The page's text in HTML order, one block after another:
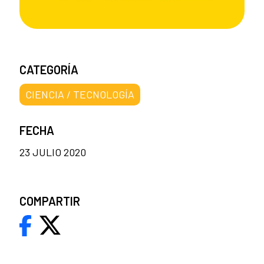
CATEGORÍA
CIENCIA / TECNOLOGÍA
FECHA
23 JULIO 2020
COMPARTIR